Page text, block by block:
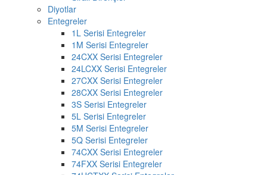
Diyotlar
Entegreler
1L Serisi Entegreler
1M Serisi Entegreler
24CXX Serisi Entegreler
24LCXX Serisi Entegreler
27CXX Serisi Entegreler
28CXX Serisi Entegreler
3S Serisi Entegreler
5L Serisi Entegreler
5M Serisi Entegreler
5Q Serisi Entegreler
74CXX Serisi Entegreler
74FXX Serisi Entegreler